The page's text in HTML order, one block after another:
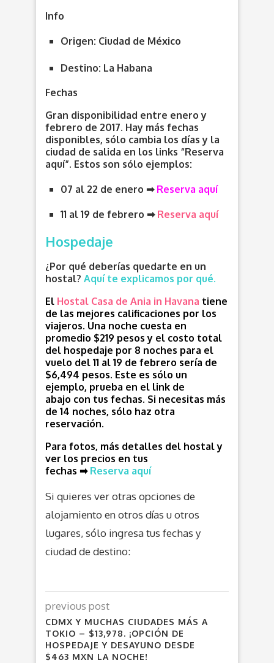
Info
Origen: Ciudad de México
Destino: La Habana
Fechas
Gran disponibilidad entre enero y
febrero de 2017. Hay más fechas
disponibles, sólo cambia los días y la
ciudad de salida en los links “Reserva
aquí”. Estos son sólo ejemplos:
07 al 22 de enero ➡ Reserva aquí
11 al 19 de febrero ➡ Reserva aquí
Hospedaje
¿Por qué deberías quedarte en un
hostal? Aquí te explicamos por qué.
El Hostal Casa de Ania in Havana tiene
de las mejores calificaciones por los
viajeros. Una noche cuesta en
promedio $219 pesos y el costo total
del hospedaje por 8 noches para el
vuelo del 11 al 19 de febrero sería de
$6,494 pesos. Este es sólo un
ejemplo, prueba en el link de
abajo con tus fechas. Si necesitas más
de 14 noches, sólo haz otra
reservación.
Para fotos, más detalles del hostal y
ver los precios en tus
fechas ➡ Reserva aquí
Si quieres ver otras opciones de
alojamiento en otros días u otros
lugares, sólo ingresa tus fechas y
ciudad de destino:
previous post
CDMX Y MUCHAS CIUDADES MÁS A
TOKIO – $13,978. ¡OPCIÓN DE
HOSPEDAJE Y DESAYUNO DESDE
$463 MXN LA NOCHE!